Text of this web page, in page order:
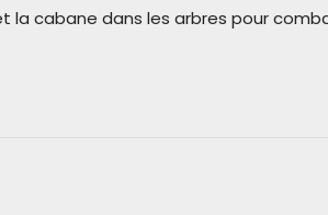
la cabane dans les arbres pour